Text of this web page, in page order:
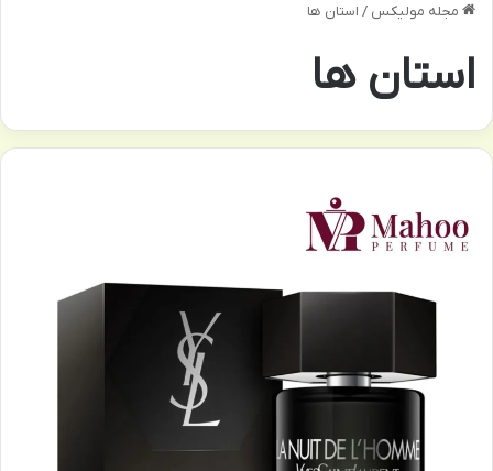
مجله مولیکس / استان ها
استان ها